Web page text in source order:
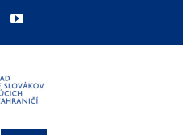
FacebookYouTube